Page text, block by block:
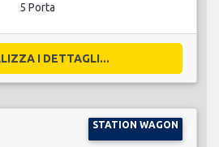
5 Porta
I DETTAGLI...
STATION WAGON